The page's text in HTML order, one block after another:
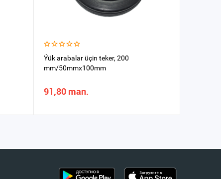
Ýük arabalar üçin teker, 200
mm/50mmx100mm
91,80 man.